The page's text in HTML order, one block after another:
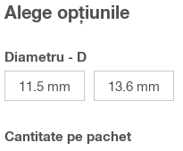
Alege opțiunile
Diametru - D
11.5 mm
13.6 mm
Cantitate pe pachet